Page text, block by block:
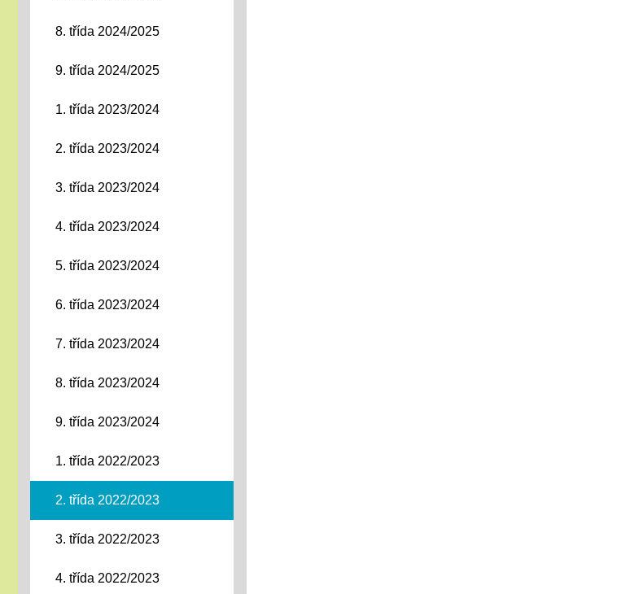
8. třída 2024/2025
9. třída 2024/2025
1. třída 2023/2024
2. třída 2023/2024
3. třída 2023/2024
4. třída 2023/2024
5. třída 2023/2024
6. třída 2023/2024
7. třída 2023/2024
8. třída 2023/2024
9. třída 2023/2024
1. třída 2022/2023
2. třída 2022/2023
3. třída 2022/2023
4. třída 2022/2023